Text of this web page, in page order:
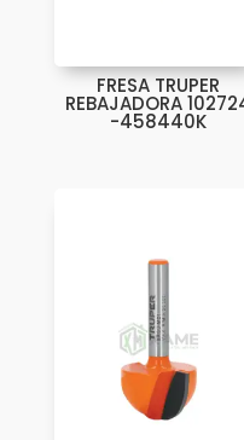
FRESA TRUPER
REBAJADORA
-458440K